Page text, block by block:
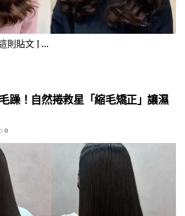
則貼文 J ...
躁！自然捲救星「縮毛矯正」讓濕
0